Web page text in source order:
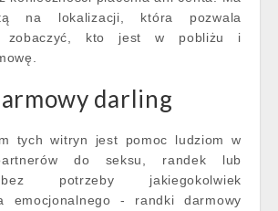
na lokalizacji, która pozwala
zobaczyć, kto jest w pobliżu i
darling
tych witryn jest pomoc ludziom w
do seksu, randek lub
potrzeby jakiegokolwiek
emocjonalnego - randki darmowy